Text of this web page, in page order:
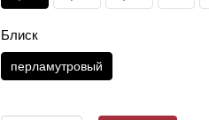
Блиск
перламутровый